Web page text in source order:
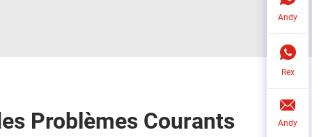
Problèmes Courants
Andy
Rex
Andy